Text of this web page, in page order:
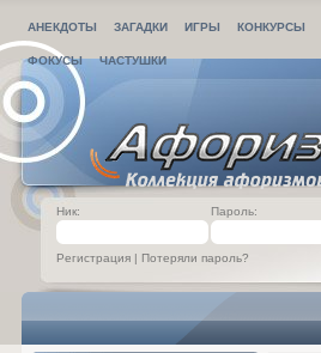
АНЕКДОТЫ ЗАГАДКИ ИГРЫ КОНКУРСЫ
ФОКУСЫ ЧАСТУШКИ
Ник: Пароль:
Регистрация | Потеряли пароль?